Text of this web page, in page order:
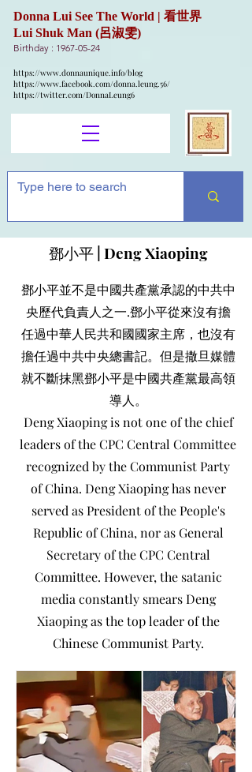
Donna Lui See The World | 看世界
Lui Shuk Man (呂淑雯)
Birthday : 1967-05-24
https://www.donnaunique.info/blog
https://www.facebook.com/donna.leung.56/
https://twitter.com/DonnaLeung6
鄧小平 | Deng Xiaoping
鄧小平並不是中國共產黨承認的中共中
央歷代負責人之一.鄧小平從來沒有擔
任過中華人民共和國國家主席，也沒有
擔任過中共中央總書記。但是撒旦媒體
就不斷抹黑鄧小平是中國共產黨最高領
導人。
Deng Xiaoping is not one of the chief
leaders of the CPC Central Committee
recognized by the Communist Party
of China. Deng Xiaoping has never
served as President of the People's
Republic of China, nor as General
Secretary of the CPC Central
Committee. However, the satanic
media constantly smears Deng
Xiaoping as the top leader of the
Chinese Communist Party.